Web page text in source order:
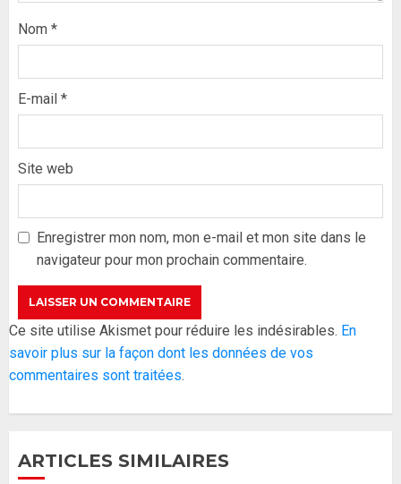
Nom *
E-mail *
Site web
Enregistrer mon nom, mon e-mail et mon site dans le
navigateur pour mon prochain commentaire.
Ce site utilise Akismet pour réduire les indésirables. En
savoir plus sur la façon dont les données de vos
commentaires sont traitées.
ARTICLES SIMILAIRES
Formation du nouveau
garde ses responsables
26 MAI 2026 0
4
Réintégration de Sonko à
l’Assemblée nationale : Adji
Mergane Kanouté défend la